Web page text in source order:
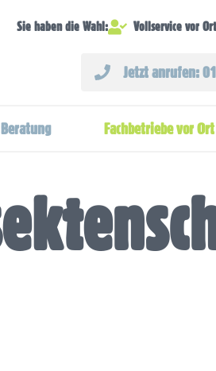
Sie haben die Wahl: Vollservice vor
Jetzt anrufen:
Fachbetriebe vor Ort